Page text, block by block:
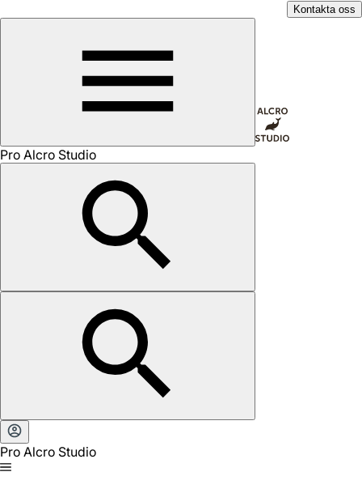
Kontakta oss
Pro Alcro Studio
Pro Alcro Studio